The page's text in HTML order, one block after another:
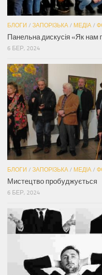
БЛОГИ / ЗАПОРІЗЬКА / МЕДІА /
Панельна дискусія «Як нам
6 БЕР, 2024
БЛОГИ / ЗАПОРІЗЬКА / МЕДІА /
Мистецтво пробуджується
6 БЕР, 2024